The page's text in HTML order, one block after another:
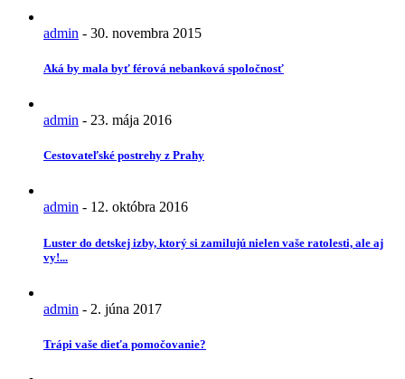
admin - 30. novembra 2015
Aká by mala byť férová nebanková spoločnosť
admin - 23. mája 2016
Cestovateľské postrehy z Prahy
admin - 12. októbra 2016
Luster do detskej izby, ktorý si zamilujú nielen vaše ratolesti, ale aj
vy!...
admin - 2. júna 2017
Trápi vaše dieťa pomočovanie?